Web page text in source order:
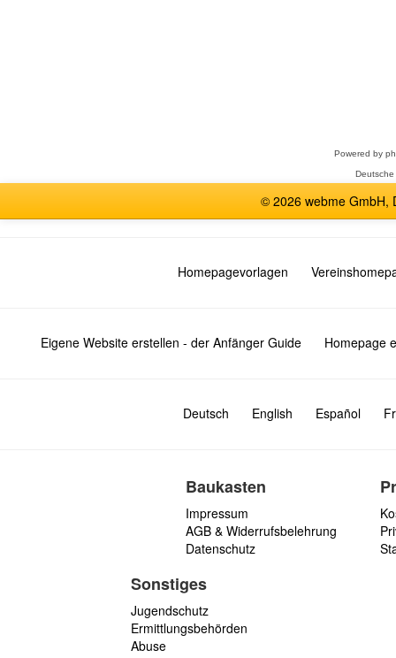
Powered by
© 2026 webme GmbH,
Homepagevorlagen
Eigene Website erstellen - der Anfänger Guide Homepage
Deutsch English Español
Baukasten
Impressum
AGB & Widerrufsbelehrung
Datenschutz
Sonstiges
Jugendschutz
Ermittlungsbehörden
Abuse